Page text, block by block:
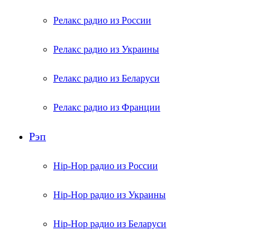
Релакс радио из России
Релакс радио из Украины
Релакс радио из Беларуси
Релакс радио из Франции
Рэп
Hip-Hop радио из России
Hip-Hop радио из Украины
Hip-Hop радио из Беларуси